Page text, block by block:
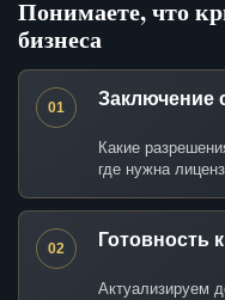
Понимаете, что
бизнеса
01 Заключение
Какие
где нужна
02 Готовность
Актуализируем